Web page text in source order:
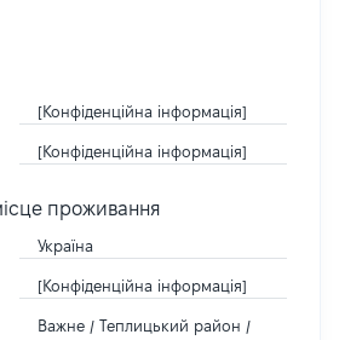
[Конфіденційна інформація]
[Конфіденційна інформація]
проживання
Україна
[Конфіденційна інформація]
Важне / Теплицький район /